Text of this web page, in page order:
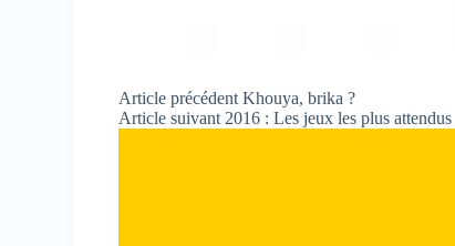
Article précédentKhouya, brika ?
Article suivant 2016 : Les jeux les plus attendus